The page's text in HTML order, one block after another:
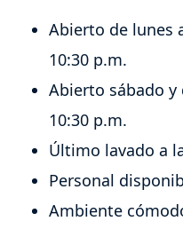
Abierto de lunes
10:30 p.m.
Abierto sábado y
10:30 p.m.
Último lavado a
Personal
Ambiente